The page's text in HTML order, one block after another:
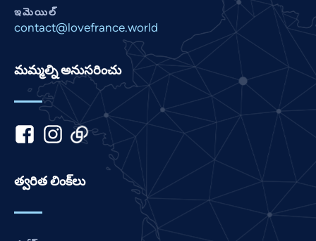
ఇమెయిల్
contact@lovefrance.world
మమ్మల్ని అనుసరించు
త్వరిత లింక్‌లు
Italian
Japanese
Kannada
Korean
Malay